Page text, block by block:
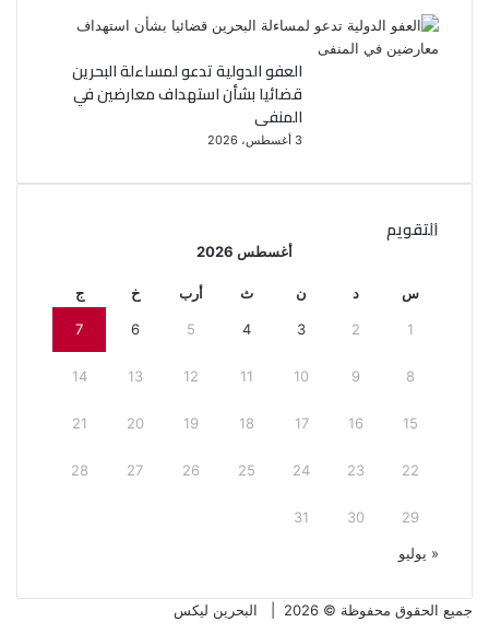
العفو الدولية تدعو لمساءلة البحرين
قضائيا بشأن استهداف معارضين في
المنفى
3 أغسطس، 2026
التقويم
أغسطس 2026
س د ن ث أرب خ ج
1
2
3
4
5
6
7
8
9
10
11
12
13
14
15
16
17
18
19
20
21
22
23
24
25
26
27
28
29
30
31
« يوليو
جميع الحقوق محفوظة © 2026 |
البحرين ليكس